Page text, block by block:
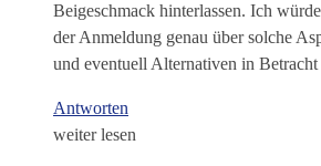
Beigeschmack hinterlassen. Ich
der Anmeldung genau über solche
und eventuell Alternativen in Betracht
Antworten
weiter lesen